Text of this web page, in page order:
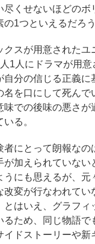
尽くせないほどのボ
1つといえるだろう
スが用意されたユ
1人にドラマが用意
自分の信じる正義に
名を口にして死んで
味での後味の悪さが
る。
にとって朗報なの
が加えられていない
うにも思えるが、元
改変が行なわれてい
とはいえ、グラフィ
るため、同じ物語で
ドストーリーや新